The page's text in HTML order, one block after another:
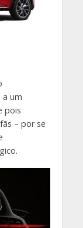
a um
pois
– por se